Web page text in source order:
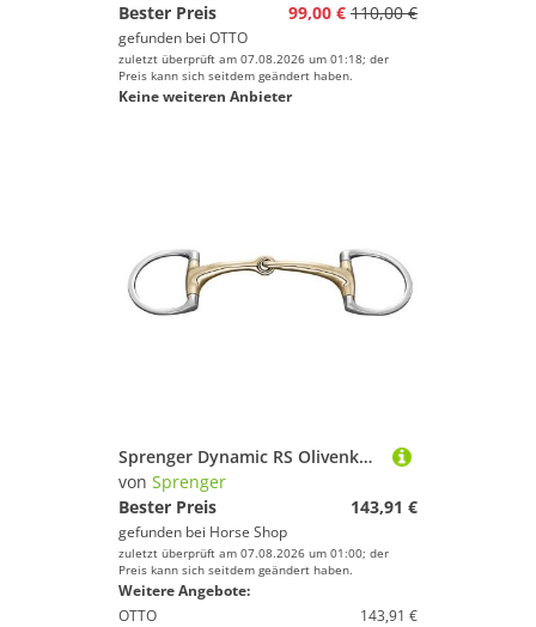
Bester Preis
99,00 € 110,00 €
gefunden bei OTTO
zuletzt überprüft am 07.08.2026 um 01:18; der
Preis kann sich seitdem geändert haben.
Keine weiteren Anbieter
Sprenger Dynamic RS Olivenkopfgebiss einfach gebrochen 16mm
von Sprenger
Bester Preis
143,91 €
gefunden bei Horse Shop
zuletzt überprüft am 07.08.2026 um 01:00; der
Preis kann sich seitdem geändert haben.
Weitere Angebote:
OTTO
143,91 €